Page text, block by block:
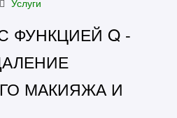
Услуги
ФУНКЦИЕЙ Q -
МАКИЯЖА И